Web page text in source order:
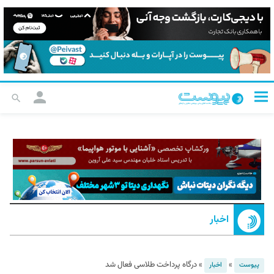
اخبار
پیوست » اخبار »درگاه پرداخت طلاسی فعال شد